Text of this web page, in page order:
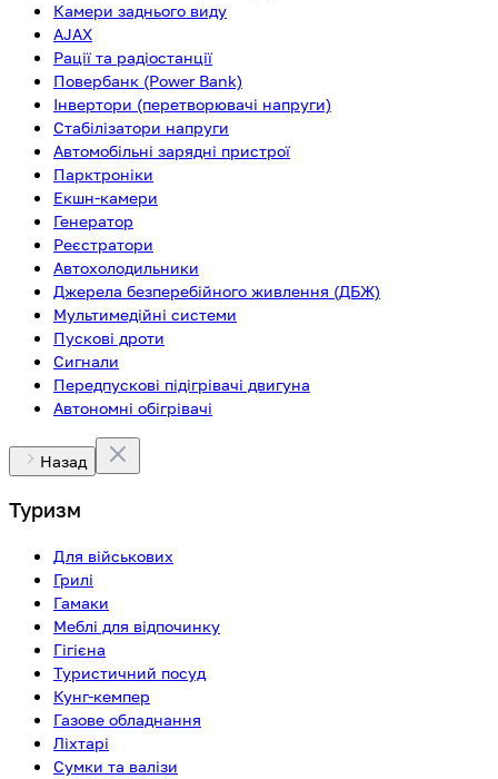
Камери заднього виду
AJAX
Рації та радіостанції
Повербанк (Power Bank)
Інвертори (перетворювачі напруги)
Стабілізатори напруги
Автомобільні зарядні пристрої
Парктроніки
Екшн-камери
Генератор
Реєстратори
Автохолодильники
Джерела безперебійного живлення (ДБЖ)
Мультимедійні системи
Пускові дроти
Сигнали
Передпускові підігрівачі двигуна
Автономні обігрівачі
Назад
Туризм
Для військових
Грилі
Гамаки
Меблі для відпочинку
Гігієна
Туристичний посуд
Кунг-кемпер
Газове обладнання
Ліхтарі
Сумки та валізи